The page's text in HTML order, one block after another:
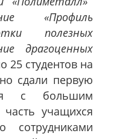
«Профиль
полезных
драгоценных
25 студентов на
сдали первую
с большим
учащихся
сотрудниками